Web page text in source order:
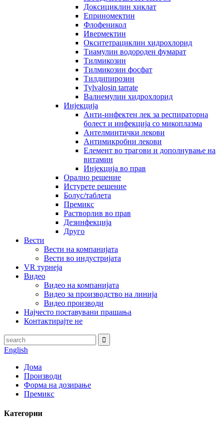
Доксициклин хиклат
Еприномектин
Флофеникол
Ивермектин
Окситетрациклин хидрохлорид
Тиамулин водороден фумарат
Тилмикозин
Тилмикозин фосфат
Тилдипирозин
Tylvalosin tarrate
Валнемулин хидрохлорид
Инјекција
Анти-инфектен лек за респираторна
болест и инфекција со микоплазма
Антелминтички лекови
Антимикробни лекови
Елемент во трагови и дополнување на
витамин
Инјекција во прав
Орално решение
Истурете решение
Болус/таблета
Премикс
Растворлив во прав
Дезинфекција
Друго
Вести
Вести на компанијата
Вести во индустријата
VR турнеја
Видео
Видео на компанијата
Видео за производство на линија
Видео производи
Најчесто поставувани прашања
Контактирајте не
English
Дома
Производи
Форма на дозирање
Премикс
Категории